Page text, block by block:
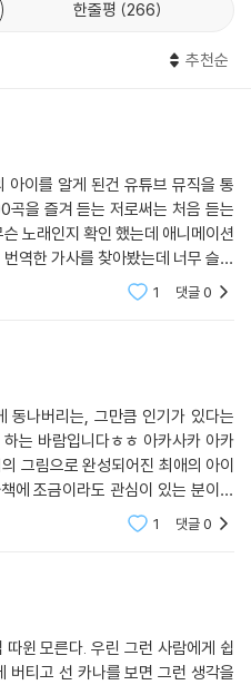
한줄평 266
추천순
저로써는 처음 듣는
지 확인 했는데 애니메이션
역한 가사를 찾아봤는데 너무 슬프
1 댓글0
동나버리는, 그만큼 인기가 있다는
는 바람입니다ㅎㅎ 아카사카 아카
그림으로 완성되어진 최애의 아이
에 조금이라도 관심이 있는 분이시
벌써 알고 계실거라 생각되네요..굿
1 댓글0
그런 사람에게 쉽
버티고 선 카나를 보면 그런 생각을